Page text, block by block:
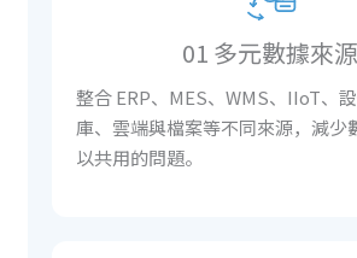
01 多元數據來源
整合 ERP、MES、WMS、IIoT、
庫、雲端與檔案等不同來源，減少
以共用的問題。